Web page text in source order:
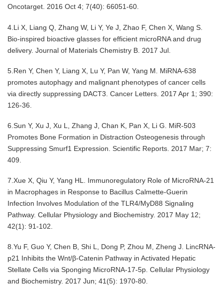
Oncotarget. 2016 Oct 4; 7(40): 66051-60.
4.Li X, Liang Q, Zhang W, Li Y, Ye J, Zhao F, Chen X, Wang S.
Bio-inspired bioactive glasses for efficient microRNA and drug
delivery. Journal of Materials Chemistry B. 2017 Jul.
5.Ren Y, Chen Y, Liang X, Lu Y, Pan W, Yang M. MiRNA-638
promotes autophagy and malignant phenotypes of cancer cells
via directly suppressing DACT3. Cancer Letters. 2017 Apr 1; 390:
126-36.
6.Sun Y, Xu J, Xu L, Zhang J, Chan K, Pan X, Li G. MiR-503
Promotes Bone Formation in Distraction Osteogenesis through
Suppressing Smurf1 Expression. Scientific Reports. 2017 Mar; 7:
409.
7.Xue X, Qiu Y, Yang HL. Immunoregulatory Role of MicroRNA-21
in Macrophages in Response to Bacillus Calmette-Guerin
Infection Involves Modulation of the TLR4/MyD88 Signaling
Pathway. Cellular Physiology and Biochemistry. 2017 May 12;
42(1): 91-102.
8.Yu F, Guo Y, Chen B, Shi L, Dong P, Zhou M, Zheng J. LincRNA-
p21 Inhibits the Wnt/β-Catenin Pathway in Activated Hepatic
Stellate Cells via Sponging MicroRNA-17-5p. Cellular Physiology
and Biochemistry. 2017 Jun; 41(5): 1970-80.